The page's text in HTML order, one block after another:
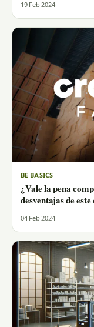
19 Feb 2024
BE BASICS
¿Vale la pena
desventajas de
04 Feb 2024